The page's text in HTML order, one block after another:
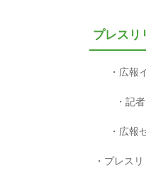
プレスリ
広報
記
広報
プレス